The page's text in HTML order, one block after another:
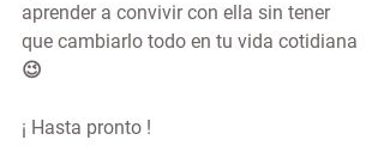
aprender a convivir con ella sin tener
que cambiarlo todo en tu vida cotidiana
😉
¡ Hasta pronto !